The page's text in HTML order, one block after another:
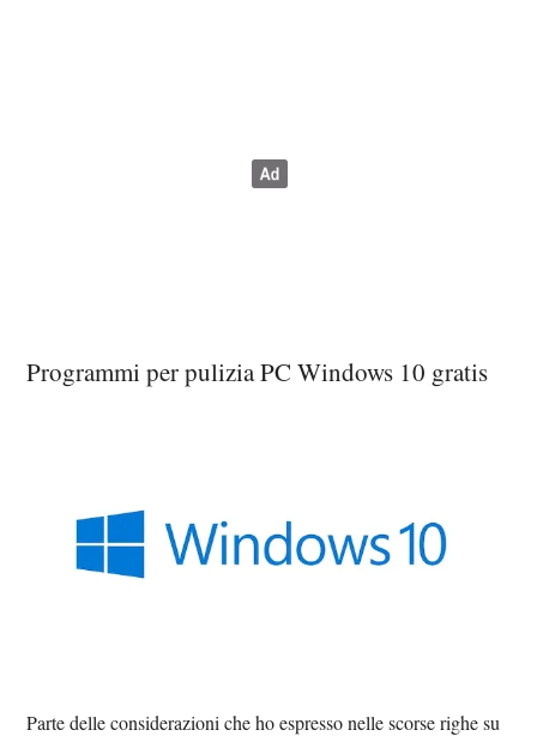
Programmi per pulizia PC Windows 10 gratis
Parte delle considerazioni che ho espresso nelle scorse righe su